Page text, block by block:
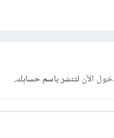
الآنلتنشر باسم حسابك.